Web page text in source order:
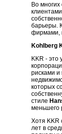
Во
барьеры.
фирмами,
Kohlberg
KKR - это
рисками и
которых
стиле
меньшего
Хотя KKR
лет в